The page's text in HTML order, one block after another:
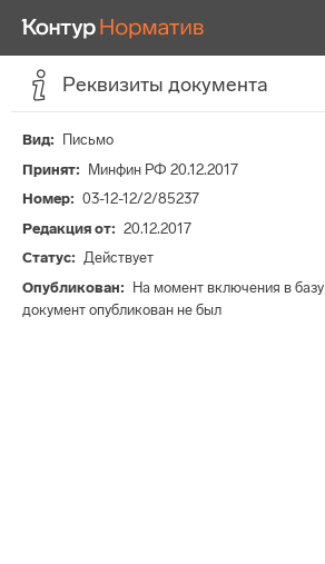
Реквизиты документа
Вид
Письмо
Принят
Минфин РФ 20.12.2017
Номер
03-12-12/2/85237
Редакция от
20.12.2017
Статус
Действует
Опубликован
На момент включения в базу
документ опубликован не был